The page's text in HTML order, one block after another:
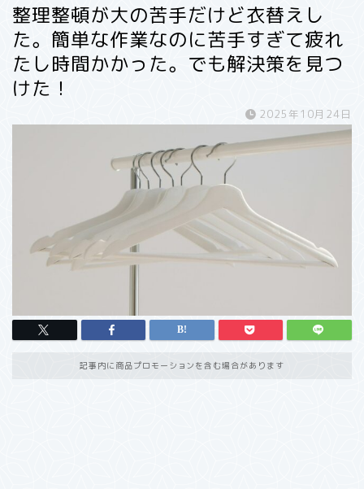
整理整頓が大の苦手だけど衣替えし
た。簡単な作業なのに苦手すぎて疲れ
たし時間かかった。でも解決策を見つ
けた！
2025年10月24日
記事内に商品プロモーションを含む場合があります